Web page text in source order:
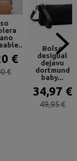
€
€
Bolso
desigual
dejavu
dortmund
baby...
34,97 €
49,95 €